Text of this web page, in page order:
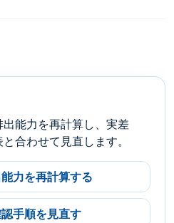
能力を再計算し、実差
合わせて見直します。
力を再計算する
手順を見直す